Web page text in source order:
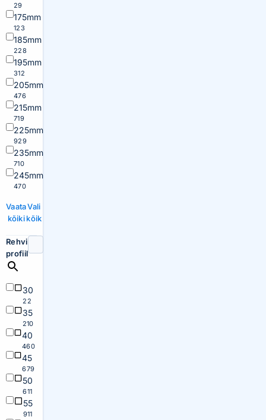
29
175mm
123
185mm
228
195mm
312
205mm
476
215mm
719
225mm
929
235mm
710
245mm
470
Vaata
kõiki
Vali
kõik
Rehvi
profiil
30
22
35
210
40
460
45
679
50
611
55
911